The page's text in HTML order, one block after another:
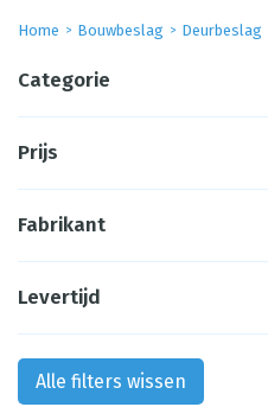
Home Bouwbeslag Deurbeslag
Categorie
Prijs
Fabrikant
Levertijd
Alle filters wissen